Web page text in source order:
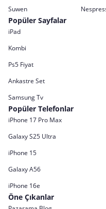
Suwen
Popüler Sayfalar
iPad
Kombi
Ps5 Fiyat
Ankastre Set
Samsung Tv
Popüler Telefonlar
iPhone 17 Pro Max
Galaxy S25 Ultra
iPhone 15
Galaxy A56
iPhone 16e
Öne Çıkanlar